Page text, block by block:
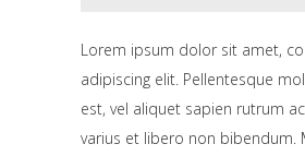
Lorem ipsum dolor sit amet,
adipiscing elit. Pellentesque
est, vel aliquet sapien rutrum
varius et libero non bibendum.